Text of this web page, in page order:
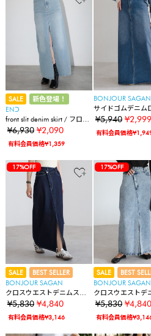
SALE
新色登場！
ENↃ
front slit denim skirt / フロン
トスリットデニムスカート
¥6,930 ¥2,090
有料会員価格¥1,359
BONJOUR SAGAN
サイドゴムデニム
カート
¥5,940 ¥2,999
有料会員価格
17%OFF
SALE
BEST SELLER
BONJOUR SAGAN
クロスウエストデニムスカ
ート
¥5,830 ¥4,840
有料会員価格¥3,146
17%OFF
SALE
BEST
BONJOUR SAGAN
クロスウエストデ
ート
¥5,830 ¥4,840
有料会員価格